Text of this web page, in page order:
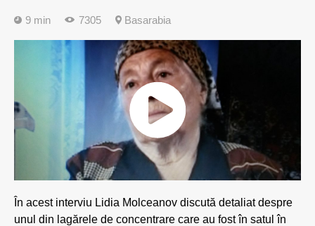
9 min 7305 Basarabia
În acest interviu Lidia Molceanov discută detaliat despre
unul din lagărele de concentrare care au fost în satul în